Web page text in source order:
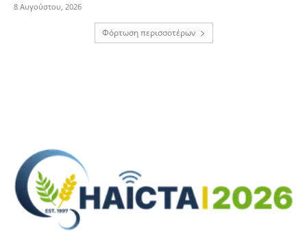
8 Αυγούστου, 2026
Φόρτωση περισσοτέρων